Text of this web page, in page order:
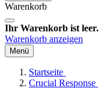
Warenkorb
Ihr Warenkorb ist leer.
Warenkorb anzeigen
Menü
Startseite
Crucial Response